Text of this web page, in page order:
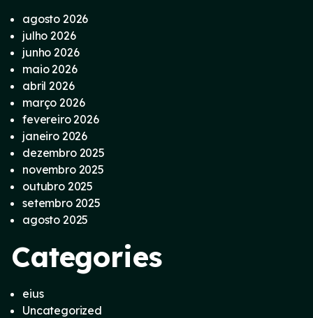
agosto 2026
julho 2026
junho 2026
maio 2026
abril 2026
março 2026
fevereiro 2026
janeiro 2026
dezembro 2025
novembro 2025
outubro 2025
setembro 2025
agosto 2025
Categories
eius
Uncategorized